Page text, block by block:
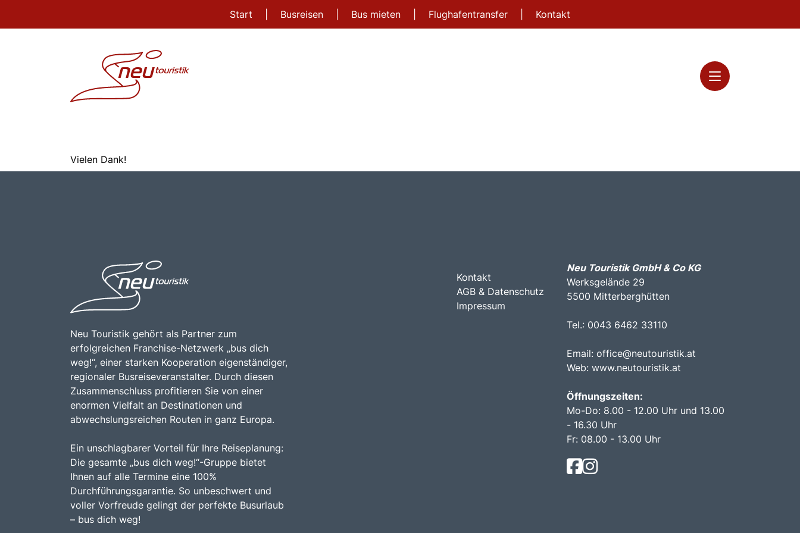
Start Busreisen Bus mieten Flughafentransfer Kontakt
Vielen Dank!
Neu Touristik gehört als Partner zum
erfolgreichen Franchise-Netzwerk „bus dich
weg!“, einer starken Kooperation eigenständiger,
regionaler Busreiseveranstalter. Durch diesen
Zusammenschluss profitieren Sie von einer
enormen Vielfalt an Destinationen und
abwechslungsreichen Routen in ganz Europa.
Ein unschlagbarer Vorteil für Ihre Reiseplanung:
Die gesamte „bus dich weg!“-Gruppe bietet
Ihnen auf alle Termine eine 100%
Durchführungsgarantie. So unbeschwert und
voller Vorfreude gelingt der perfekte Busurlaub
– bus dich weg!
Kontakt
AGB & Datenschutz
Impressum
Neu Touristik GmbH & Co KG
Werksgelände 29
5500 Mitterberghütten
Tel.: 0043 6462 33110
Email: office@neutouristik.at
Web: www.neutouristik.at
Öffnungszeiten:
Mo-Do: 8.00 - 12.00 Uhr und 13.00
- 16.30 Uhr
Fr: 08.00 - 13.00 Uhr